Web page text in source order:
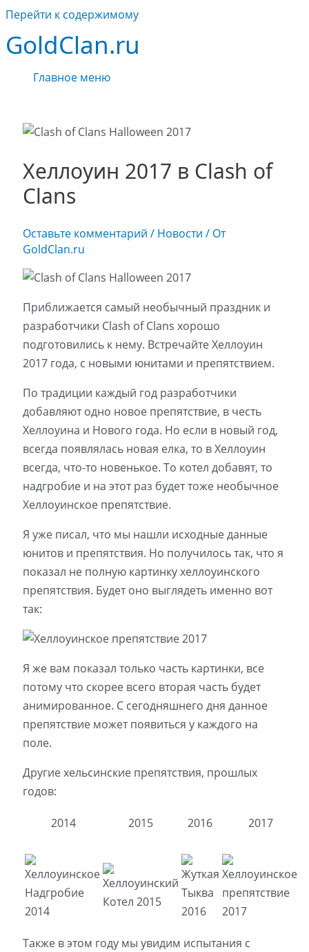
Перейти к содержимому
GoldClan.ru
Главное меню
Хеллоуин 2017 в Clash of
Clans
Оставьте комментарий / Новости / От
GoldClan.ru
Приближается самый необычный праздник и
разработчики Clash of Clans хорошо
подготовились к нему. Встречайте Хеллоуин
2017 года, с новыми юнитами и препятствием.
По традиции каждый год разработчики
добавляют одно новое препятствие, в честь
Хеллоуина и Нового года. Но если в новый год,
всегда появлялась новая елка, то в Хеллоуин
всегда, что-то новенькое. То котел добавят, то
надгробие и на этот раз будет тоже необычное
Хеллоуинское препятствие.
Я уже писал, что мы нашли исходные данные
юнитов и препятствия. Но получилось так, что я
показал не полную картинку хеллоуинского
препятствия. Будет оно выглядеть именно вот
так:
Я же вам показал только часть картинки, все
потому что скорее всего вторая часть будет
анимированное. С сегодняшнего дня данное
препятствие может появиться у каждого на
поле.
Другие хельсинские препятствия, прошлых
годов:
2014 2015 2016 2017
Также в этом году мы увидим испытания с